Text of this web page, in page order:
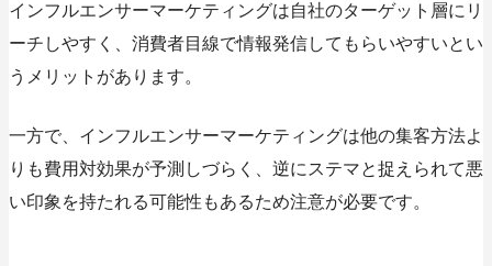
インフルエンサーマーケティングは自社のターゲット層にリ
ーチしやすく、消費者目線で情報発信してもらいやすいとい
うメリットがあります。
一方で、インフルエンサーマーケティングは他の集客方法よ
りも費用対効果が予測しづらく、逆にステマと捉えられて悪
い印象を持たれる可能性もあるため注意が必要です。